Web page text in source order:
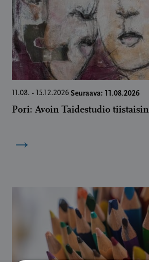
11.08. - 15.12.2026 Seuraava: 11.08.2026
Pori: Avoin Taidestudio tiistaisin
→